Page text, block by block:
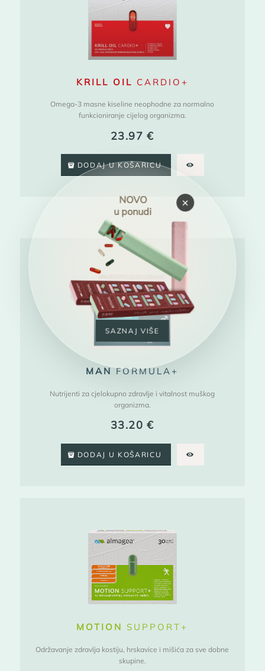
KRILL OIL CARDIO+
Omega-3 masne kiseline neophodne za normalno
funkcioniranje cijelog organizma.
23.97€
DODAJ U KOŠARICU
MAN FORMULA+
Nutrijenti za cjelokupno zdravlje i vitalnost muškog
organizma.
33.20€
DODAJ U KOŠARICU
MOTION SUPPORT+
Održavanje zdravlja kostiju, hrskavice i mišića za sve dobne
skupine.
×
NOVO
u ponudi
SAZNAJ VIŠE